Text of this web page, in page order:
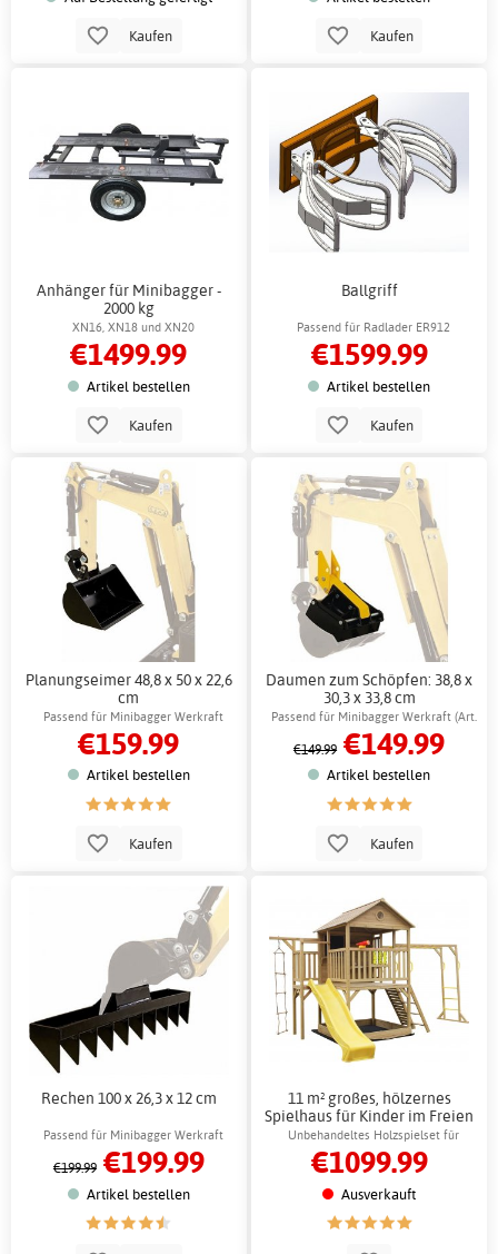
Kaufen Kaufen
Anhänger für Minibagger -
2000 kg
XN16, XN18 und XN20
€1499.99
Artikel bestellen
Kaufen
Ballgriff
Passend für Radlader ER912
€1599.99
Artikel bestellen
Kaufen
Planungseimer 48,8 x 50 x 22,6
cm
Passend für Minibagger Werkraft
€159.99
Artikel bestellen
Kaufen
Daumen zum Schöpfen: 38,8 x
30,3 x 33,8 cm
Passend für Minibagger Werkraft (Art.
61539)
€149.99 €149.99
Artikel bestellen
Kaufen
Rechen 100 x 26,3 x 12 cm
Passend für Minibagger Werkraft
€199.99 €199.99
Artikel bestellen
11 m² großes, hölzernes
Spielhaus für Kinder im Freien
mit Rutsche
Unbehandeltes Holzspielset für
kreatives Spielen
€1099.99
Ausverkauft